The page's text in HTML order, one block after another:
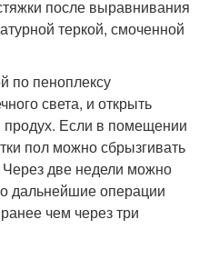
после выравнивания
теркой, смоченной
по пеноплексу
света, и открыть
Если в помещении
пол можно сбрызгивать
две недели можно
дальнейшие операции
чем через три